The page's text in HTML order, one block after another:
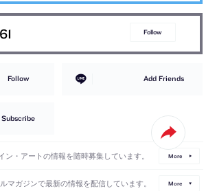
Follow
Follow Add Friends
Subscribe
ン・アートの情報を随時募集しています。 More
マガジンで最新の情報を配信しています。 More